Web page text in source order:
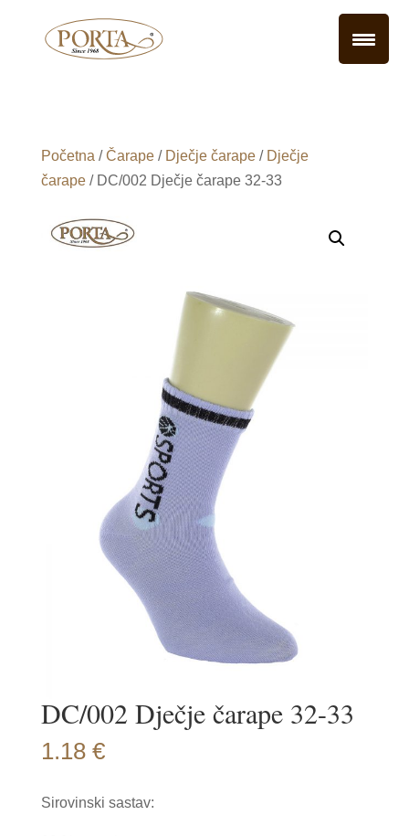
Početna /Čarape/ Dječje čarape/ Dječje
čarape/ DC/002 Dječje čarape 32-33
DC/002 Dječje čarape 32-33
1.18 €
Sirovinski sastav: